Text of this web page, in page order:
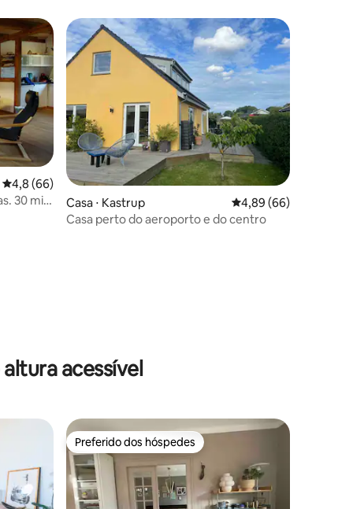
4,8 de uma avaliação média de 5, 66 avaliações
4,8 (66)
30 min
Casa ⋅ Kastrup 4,89 de uma
4,89 (66)
Casa perto do aeroporto e do centro
acessível
Preferido dos hóspedes
Preferido dos hóspedes